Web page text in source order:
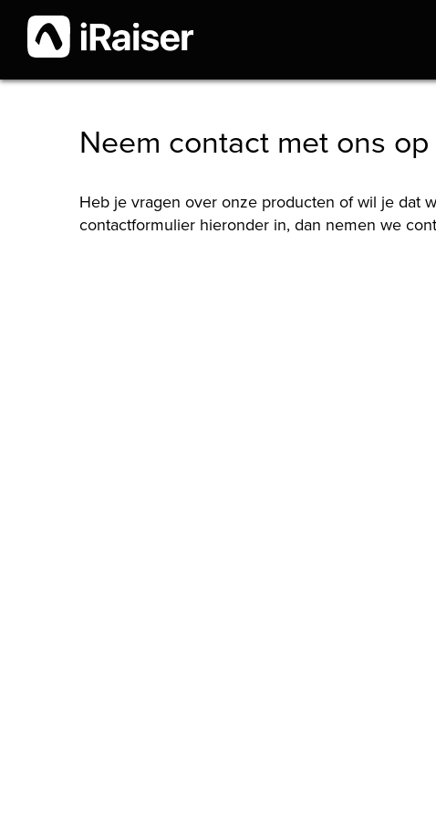
Neem contact met ons op
Heb je vragen over onze producten of wil je dat
contactformulier hieronder in, dan nemen we